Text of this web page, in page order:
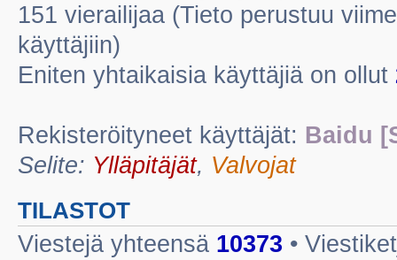
151 vierailijaa (Tieto perustuu
käyttäjiin)
Eniten yhtaikaisia käyttäjiä on ollut
Rekisteröityneet käyttäjät: Baidu
Selite: Ylläpitäjät, Valvojat
TILASTOT
Viestejä yhteensä 10373 •